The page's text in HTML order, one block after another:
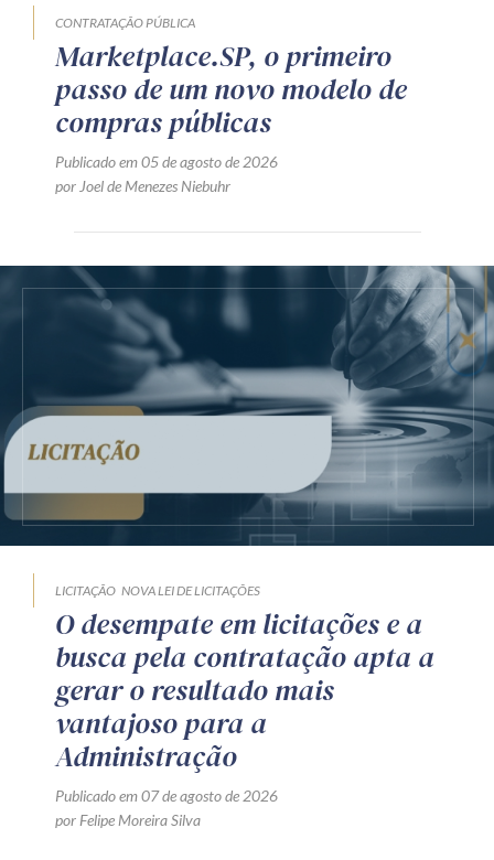
CONTRATAÇÃO PÚBLICA
Marketplace.SP, o primeiro
passo de um novo modelo de
compras públicas
Publicado em 05 de agosto de 2026
por Joel de Menezes Niebuhr
LICITAÇÃO NOVA LEI DE LICITAÇÕES
O desempate em licitações e a
busca pela contratação apta a
gerar o resultado mais
vantajoso para a
Administração
Publicado em 07 de agosto de 2026
por Felipe Moreira Silva